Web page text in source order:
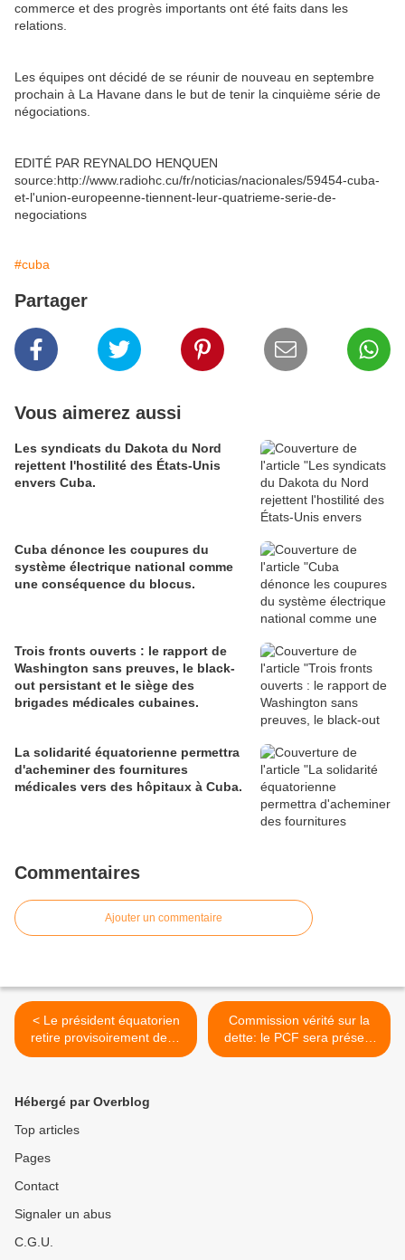
commerce et des progrès importants ont été faits dans les
relations.
Les équipes ont décidé de se réunir de nouveau en septembre
prochain à La Havane dans le but de tenir la cinquième série de
négociations.
EDITÉ PAR REYNALDO HENQUEN
source:http://www.radiohc.cu/fr/noticias/nacionales/59454-cuba-
et-l'union-europeenne-tiennent-leur-quatrieme-serie-de-
negociations
#cuba
Partager
Vous aimerez aussi
Les syndicats du Dakota du Nord
rejettent l'hostilité des États-Unis
envers Cuba.
Cuba dénonce les coupures du
système électrique national comme
une conséquence du blocus.
Trois fronts ouverts : le rapport de
Washington sans preuves, le black-
out persistant et le siège des
brigades médicales cubaines.
La solidarité équatorienne permettra
d'acheminer des fournitures
médicales vers des hôpitaux à Cuba.
Commentaires
Ajouter un commentaire
< Le président équatorien
retire provisoirement deux
projets de loi et ouvre un
Commission vérité sur la
dette: le PCF sera présent
au Parlement grec >
Hébergé par Overblog
Top articles
Pages
Contact
Signaler un abus
C.G.U.